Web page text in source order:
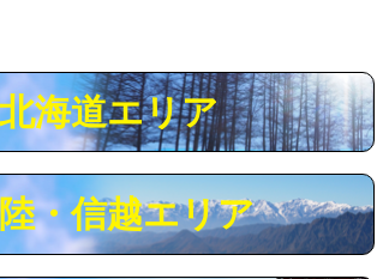
え)
イニング鋼管・銅
44,000円
イニング鋼管・銅
使用/3ｍ超え)
+8,800円
北海道エリア
・信越エリア